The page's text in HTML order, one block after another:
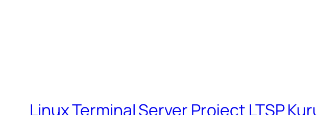
Linux Terminal Server Project LTSP